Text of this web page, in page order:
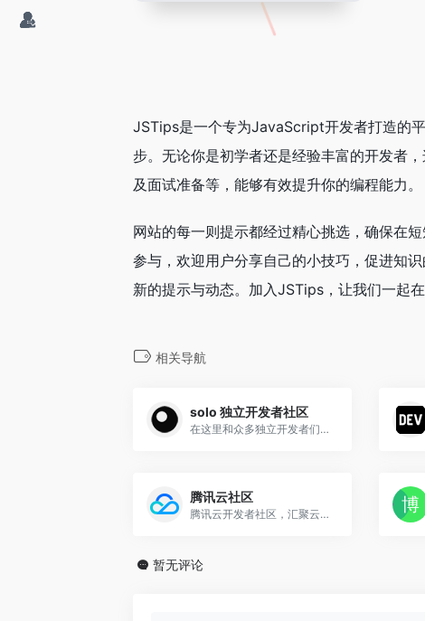
JSTips是一个专为JavaScript开发者打造的
步。无论你是初学者还是经验丰富的开发者
及面试准备等，能够有效提升你的编程能力。
网站的每一则提示都经过精心挑选，确保在
参与，欢迎用户分享自己的小技巧，促进知
新的提示与动态。加入JSTips，让我们一起
相关导航
solo 独立开发者社区
在这里和众多独立开发者们一起分享最新动态、推动产品落地及运营和市场化。你能在这里找到资源和灵感，完成第一桶金的收入。
腾讯云社区
腾讯云开发者社区，汇聚云计算技术分享与交流，助力开发者成长
暂无评论